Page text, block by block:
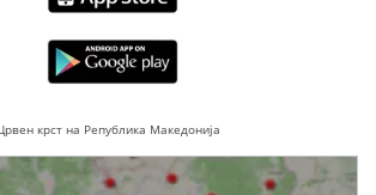
крст на Република Македонија